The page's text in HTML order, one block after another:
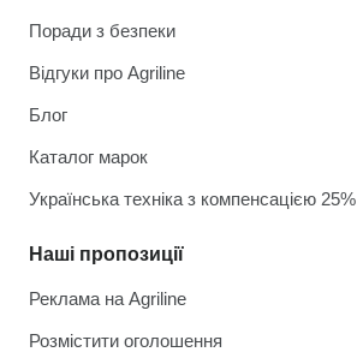
Поради з безпеки
Відгуки про Agriline
Блог
Каталог марок
Українська техніка з компенсацією 25%
Наші пропозиції
Реклама на Agriline
Розмістити оголошення